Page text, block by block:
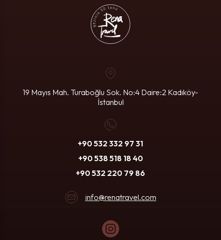
19 Mayıs Mah. Turaboğlu Sok. No:4 Daire:2 Kadıköy-
İstanbul
+90 532 332 97 31
+90 538 518 18 40
+90 532 220 79 86
info@renatravel.com